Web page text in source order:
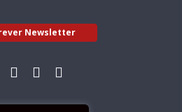
Newsletter